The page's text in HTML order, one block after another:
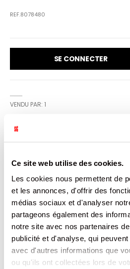
Ce site web utilise des cookies.
Les cookies nous permettent de
et les annonces, d'offrir des
médias sociaux et d'analyser
partageons également des
notre site avec nos partenaires
publicité et d'analyse, qui
avec d'autres informations que
ou qu'ils ont collectées lors de
REF.8078480
SE CONNECTER
VENDU PAR: 1
INFORMATION
Gobelet en carton kraft, idéal
froide
CARACTÉRISTIQUES
DOCUMENTATION
PRODUITS QUI POURRAIENT